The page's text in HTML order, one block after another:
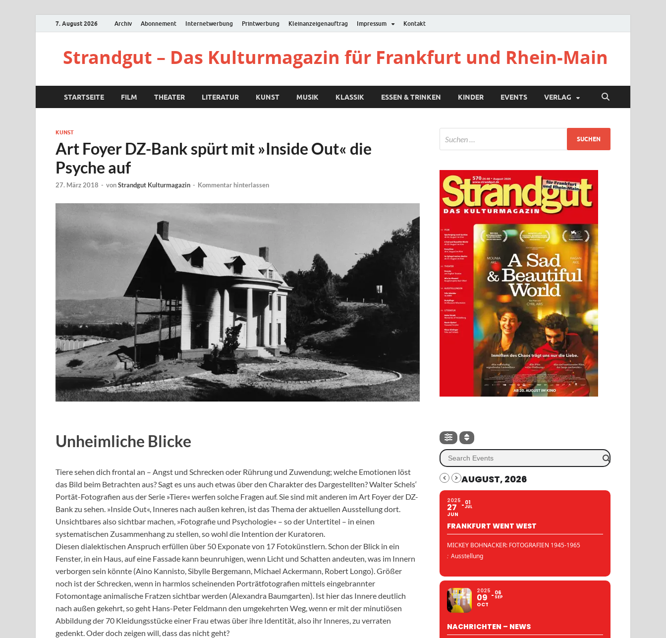
7. August 2026 Archiv Abonnement Internetwerbung Printwerbung Kleinanzeigenauftrag Impressum Kontakt
Strandgut – Das Kulturmagazin für Frankfurt und Rhein-Main
STARTSEITE FILM THEATER LITERATUR KUNST MUSIK KLASSIK ESSEN & TRINKEN KINDER EVENTS VERLAG
KUNST
Art Foyer DZ-Bank spürt mit »Inside Out« die
Psyche auf
27. März 2018 - vonStrandgut Kulturmagazin - Kommentar hinterlassen
Unheimliche Blicke
Tiere sehen dich frontal an – Angst und Schrecken oder Rührung und Zuwendung; welche Emotionen löst
das Bild beim Betrachten aus? Sagt es uns auch etwas über den Charakter des Dargestellten? Walter Schels‘
Portät-Fotografien aus der Serie »Tiere« werfen solche Fragen auf. Sie sind mit anderen im Art Foyer der DZ-
Bank zu sehen. »Inside Out«, Inneres nach außen kehren, ist das Thema der aktuellen Ausstellung dort.
Unsichtbares also sichtbar machen, »Fotografie und Psychologie« – so der Untertitel – in einen
systematischen Zusammenhang zu stellen, so wohl die Intention der Kuratoren.
Diesen dialektischen Anspruch erfüllen über 50 Exponate von 17 Fotokünstlern. Schon der Blick in ein
Fenster, in ein Haus, auf eine Fassade kann beunruhigen, wenn Licht und Schatten andeuten, was im Innern
verborgen sein könnte (Aino Kannisto, Sibylle Bergemann, Michael Ackermann, Robert Longo). Größer
noch ist der Schrecken, wenn in harmlos scheinenden Porträtfotografien mittels eingebrannter
Fotomontage animalische Fratzen sichtbar werden (Alexandra Baumgarten). Ist hier das Innere deutlich
nach außen gekehrt, so geht Hans-Peter Feldmann den umgekehrten Weg, wenn er mit der minutiösen
Abbildung der 70 Kleidungsstücke einer Frau etwas über ihre Identität, also ihr Inneres, zu verraten
gedenkt. Oder doch zeigen will, dass das nicht geht?
AUGUST, 2026
2025
27
JUN
01
JUL
FRANKFURT WENT WEST
MICKEY BOHNACKER: FOTOGRAFIEN 1945-1965
: Ausstellung
2025
09
OCT
06
SEP
NACHRICHTEN – NEWS